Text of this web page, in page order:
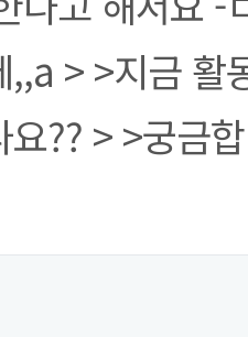
,,a > >지금 활
?? > >궁금